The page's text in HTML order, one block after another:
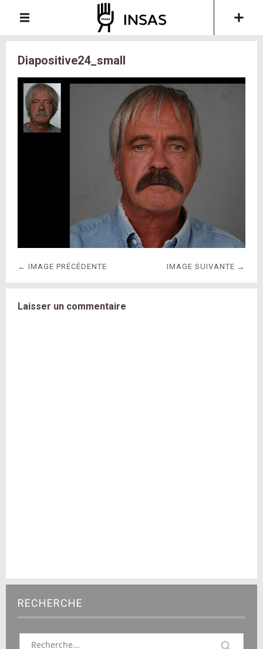
Diapositive24_small
← IMAGE PRÉCÉDENTE IMAGE SUIVANTE →
Laisser un commentaire
RECHERCHE